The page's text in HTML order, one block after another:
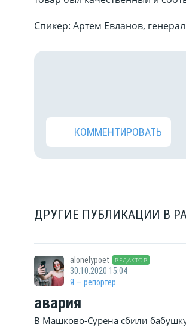
Спикер: Артем Евланов,
КОММЕНТИРОВАТЬ
ДРУГИЕ ПУБЛИКАЦИИ В
alonelypoet РЕДАКТОР
30.10.2020 15:04
Я — репортёр
авария
В Машково-Сурена сбили